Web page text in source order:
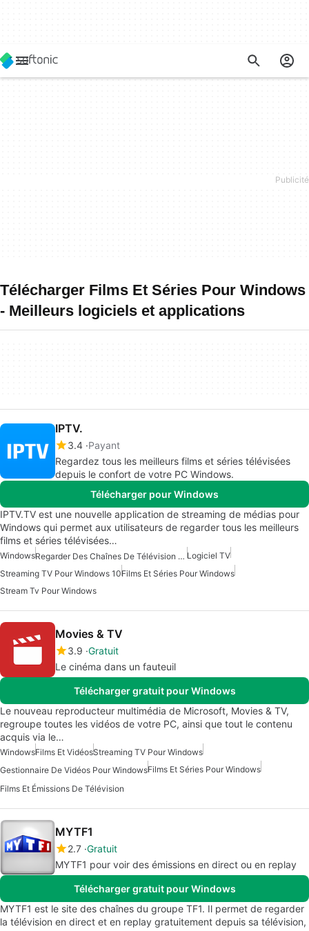
Télécharger Films Et Séries Pour Windows
- Meilleurs logiciels et applications
IPTV.
3.4 Payant
Regardez tous les meilleurs films et séries télévisées
depuis le confort de votre PC Windows.
Télécharger pour Windows
IPTV.TV est une nouvelle application de streaming de médias pour
Windows qui permet aux utilisateurs de regarder tous les meilleurs
films et séries télévisées…
Windows Regarder Des Chaînes De Télévision Pour Windows Logiciel TV
Streaming TV Pour Windows 10Films Et Séries Pour Windows
Stream Tv Pour Windows
Movies & TV
3.9 Gratuit
Le cinéma dans un fauteuil
Télécharger gratuit pour Windows
Le nouveau reproducteur multimédia de Microsoft, Movies & TV,
regroupe toutes les vidéos de votre PC, ainsi que tout le contenu
acquis via le…
WindowsFilms Et VidéosStreaming TV Pour Windows
Gestionnaire De Vidéos Pour WindowsFilms Et Séries Pour Windows
Films Et Émissions De Télévision
MYTF1
2.7 Gratuit
MYTF1 pour voir des émissions en direct ou en replay
Télécharger gratuit pour Windows
MYTF1 est le site des chaînes du groupe TF1. Il permet de regarder
la télévision en direct et en replay gratuitement depuis sa télévision,